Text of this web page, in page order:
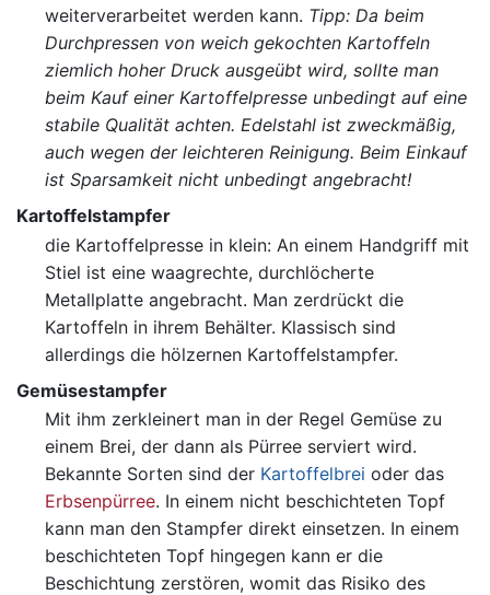
weiterverarbeitet werden kann. Tipp: Da beim
Durchpressen von weich gekochten Kartoffeln
ziemlich hoher Druck ausgeübt wird, sollte man
beim Kauf einer Kartoffelpresse unbedingt auf eine
stabile Qualität achten. Edelstahl ist zweckmäßig,
auch wegen der leichteren Reinigung. Beim Einkauf
ist Sparsamkeit nicht unbedingt angebracht!
Kartoffelstampfer
die Kartoffelpresse in klein: An einem Handgriff mit
Stiel ist eine waagrechte, durchlöcherte
Metallplatte angebracht. Man zerdrückt die
Kartoffeln in ihrem Behälter. Klassisch sind
allerdings die hölzernen Kartoffelstampfer.
Gemüsestampfer
Mit ihm zerkleinert man in der Regel Gemüse zu
einem Brei, der dann als Pürree serviert wird.
Bekannte Sorten sind der Kartoffelbrei oder das
Erbsenpürree. In einem nicht beschichteten Topf
kann man den Stampfer direkt einsetzen. In einem
beschichteten Topf hingegen kann er die
Beschichtung zerstören, womit das Risiko des